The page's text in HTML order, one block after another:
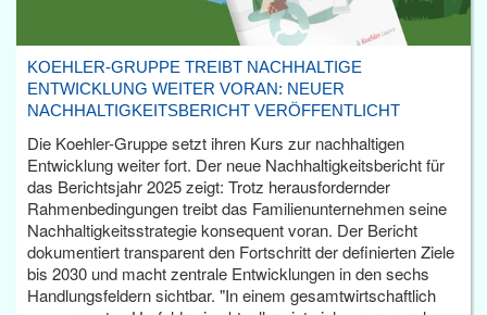
KOEHLER-GRUPPE TREIBT NACHHALTIGE
ENTWICKLUNG WEITER VORAN: NEUER
NACHHALTIGKEITSBERICHT VERÖFFENTLICHT
Die Koehler-Gruppe setzt ihren Kurs zur nachhaltigen
Entwicklung weiter fort. Der neue Nachhaltigkeitsbericht für
das Berichtsjahr 2025 zeigt: Trotz herausfordernder
Rahmenbedingungen treibt das Familienunternehmen seine
Nachhaltigkeitsstrategie konsequent voran. Der Bericht
dokumentiert transparent den Fortschritt der definierten Ziele
bis 2030 und macht zentrale Entwicklungen in den sechs
Handlungsfeldern sichtbar. "In einem gesamtwirtschaftlich